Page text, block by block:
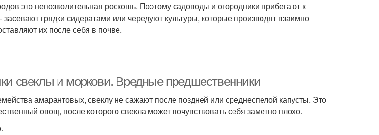
это непозволительная роскошь. Поэтому садоводы и огородники прибегают к
грядки сидератами или чередуют культуры, которые производят взаимно
их после себя в почве.
свеклы и моркови. Вредные предшественники
амарантовых, свеклу не сажают после поздней или среднеспелой капусты. Это
овощ, после которого свекла может почувствовать себя заметно плохо.